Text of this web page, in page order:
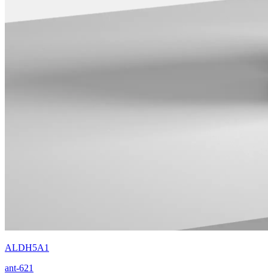
ALDH5A1
ant-621